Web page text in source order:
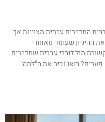
המדברים עברית מצויינת אך
ההיגיון שעומד מאחורי
מול דוברי עברית שמדברים
בואו נכיר את ה"למה"